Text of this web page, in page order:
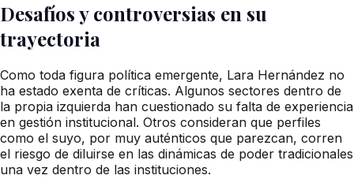
Desafíos y controversias en su
trayectoria
Como toda figura política emergente, Lara Hernández no
ha estado exenta de críticas. Algunos sectores dentro de
la propia izquierda han cuestionado su falta de experiencia
en gestión institucional. Otros consideran que perfiles
como el suyo, por muy auténticos que parezcan, corren
el riesgo de diluirse en las dinámicas de poder tradicionales
una vez dentro de las instituciones.